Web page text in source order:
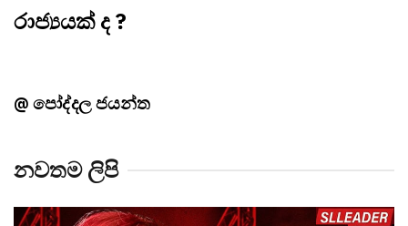
රාජ්‍යයක් ද ?
@ පෝද්දල ජයන්ත
නවතම ලිපි